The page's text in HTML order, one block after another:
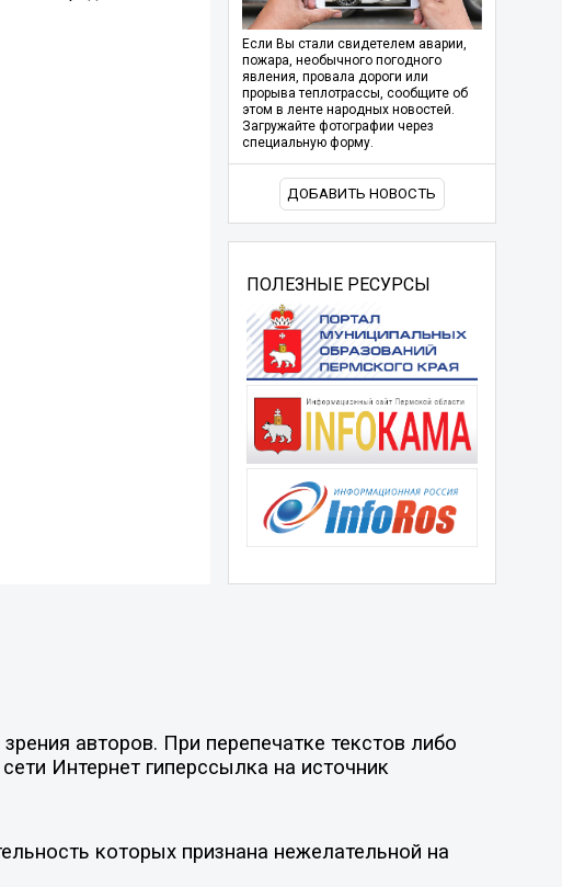
Если Вы стали свидетелем аварии,
пожара, необычного погодного
явления, провала дороги или
прорыва теплотрассы, сообщите об
этом в ленте народных новостей.
Загружайте фотографии через
специальную форму.
ДОБАВИТЬ НОВОСТЬ
ПОЛЕЗНЫЕ РЕСУРСЫ
авторов. При перепечатке текстов либо
Интернет гиперссылка на источник
которых признана нежелательной на